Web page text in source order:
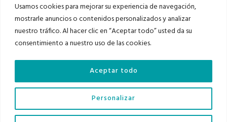
Usamos cookies para mejorar su experiencia de navegación,
mostrarle anuncios o contenidos personalizados y analizar
nuestro tráfico. Al hacer clic en “Aceptar todo” usted da su
consentimiento a nuestro uso de las cookies.
Personalizar
Aceptar todo
Asociados a
Auditados por
Diario del Bajo Cinca © 2023 . Todos los derechos reservados |Aviso Legal